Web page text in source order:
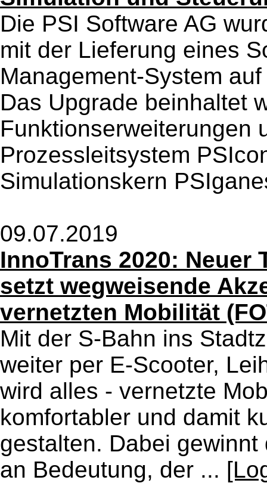
Die PSI Software AG
mit der Lieferung eines
Management-System
Das Upgrade beinhaltet
Funktionserweiterungen
Prozessleitsystem
Simulationskern
09.07.2019
InnoTrans 2020: Neuer
setzt wegweisende
vernetzten Mobilität
Mit der S-Bahn ins
weiter per E-Scooter,
wird alles - vernetzte
komfortabler und damit
gestalten. Dabei
an Bedeutung, der ...